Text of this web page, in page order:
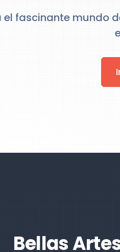
el fascinante mundo
Bellas